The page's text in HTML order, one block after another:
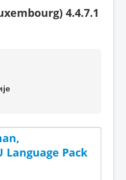
4.4.7.1
Language Pack